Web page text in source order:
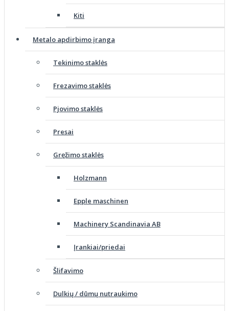
Kiti
Metalo apdirbimo įranga
Tekinimo staklės
Frezavimo staklės
Pjovimo staklės
Presai
Gręžimo staklės
Holzmann
Epple maschinen
Machinery Scandinavia AB
Įrankiai/priedai
Šlifavimo
Dulkių / dūmų nutraukimo